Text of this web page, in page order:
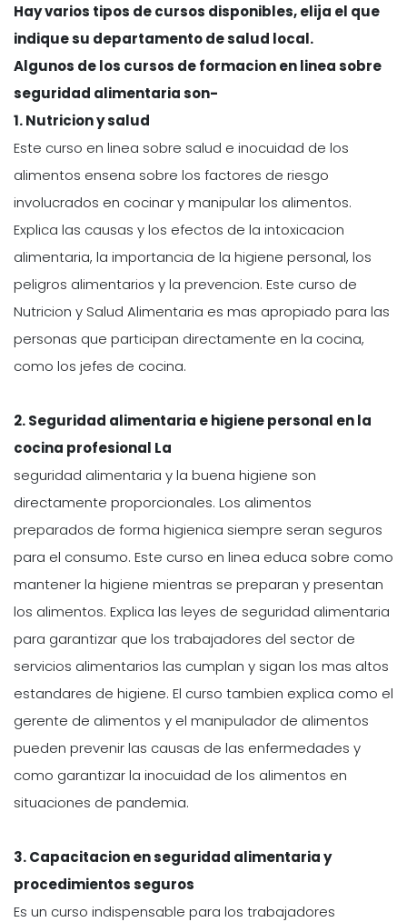
Hay varios tipos de cursos disponibles, elija el que
indique su departamento de salud local.
Algunos de los cursos de formacion en linea sobre
seguridad alimentaria son-
1.Nutricion y salud
Este curso en linea sobre salud e inocuidad de los
alimentos ensena sobre los factores de riesgo
involucrados en cocinar y manipular los alimentos.
Explica las causas y los efectos de la intoxicacion
alimentaria, la importancia de la higiene personal, los
peligros alimentarios y la prevencion. Este curso de
Nutricion y Salud Alimentaria es mas apropiado para las
personas que participan directamente en la cocina,
como los jefes de cocina.
2.Seguridad alimentaria e higiene personal en la
cocina profesional La
seguridad alimentaria y la buena higiene son
directamente proporcionales. Los alimentos
preparados de forma higienica siempre seran seguros
para el consumo. Este curso en linea educa sobre como
mantener la higiene mientras se preparan y presentan
los alimentos. Explica las leyes de seguridad alimentaria
para garantizar que los trabajadores del sector de
servicios alimentarios las cumplan y sigan los mas altos
estandares de higiene. El curso tambien explica como el
gerente de alimentos y el manipulador de alimentos
pueden prevenir las causas de las enfermedades y
como garantizar la inocuidad de los alimentos en
situaciones de pandemia.
3.Capacitacion en seguridad alimentaria y
procedimientos seguros
Es un curso indispensable para los trabajadores